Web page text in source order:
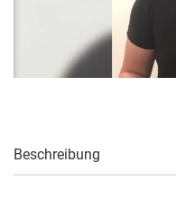
Beschreibung